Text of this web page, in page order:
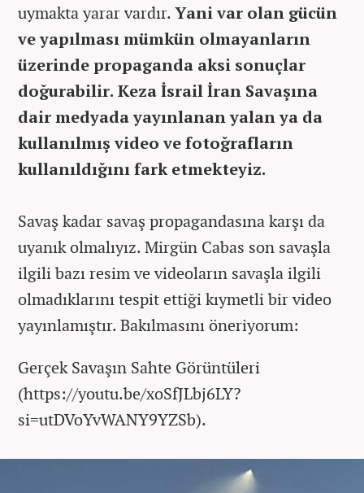
uymakta yarar vardır.Yani var olan gücün
ve yapılması mümkün olmayanların
üzerinde propaganda aksi sonuçlar
doğurabilir. Keza İsrail İran Savaşına
dair medyada yayınlanan yalan ya da
kullanılmış video ve fotoğrafların
kullanıldığını fark etmekteyiz.
Savaş kadar savaş propagandasına karşı da
uyanık olmalıyız. Mirgün Cabas son savaşla
ilgili bazı resim ve videoların savaşla ilgili
olmadıklarını tespit ettiği kıymetli bir video
yayınlamıştır. Bakılmasını öneriyorum:
Gerçek Savaşın Sahte Görüntüleri
(https://youtu.be/xoSfJLbj6LY?
si=utDVoYvWANY9YZSb).